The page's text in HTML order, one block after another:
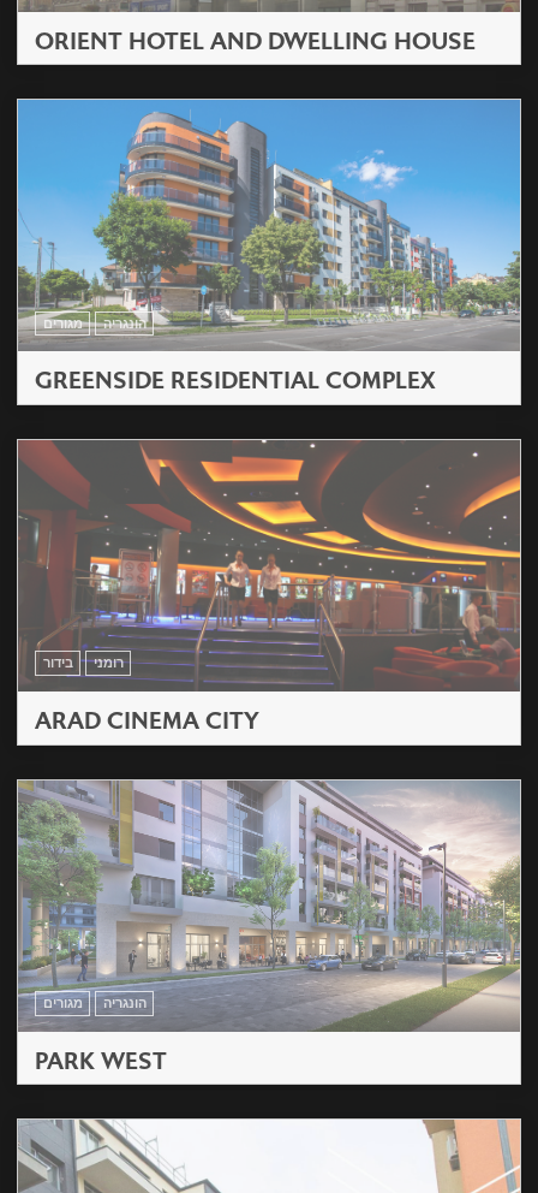
ORIENT HOTEL AND DWELLING HOUSE
הונגריה מגורים
GREENSIDE RESIDENTIAL COMPLEX
רומני בידור
ARAD CINEMA CITY
הונגריה מגורים
PARK WEST